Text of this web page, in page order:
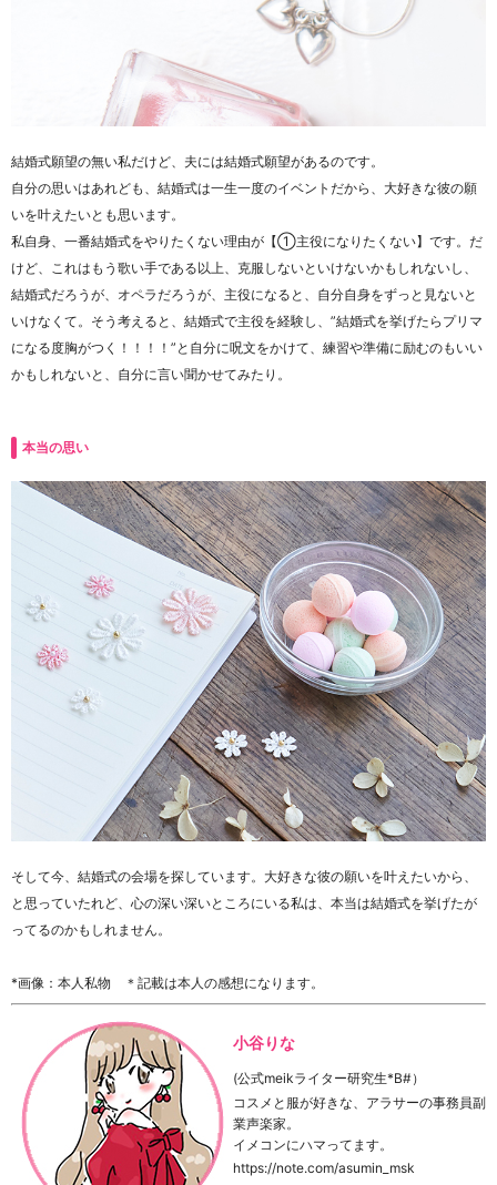
結婚式願望の無い私だけど、夫には結婚式願望があるのです。
自分の思いはあれども、結婚式は一生一度のイベントだから、大好きな彼の願
いを叶えたいとも思います。
私自身、一番結婚式をやりたくない理由が【①主役になりたくない】です。だ
けど、これはもう歌い手である以上、克服しないといけないかもしれないし、
結婚式だろうが、オペラだろうが、主役になると、自分自身をずっと見ないと
いけなくて。そう考えると、結婚式で主役を経験し、”結婚式を挙げたらプリマ
になる度胸がつく！！！！”と自分に呪文をかけて、練習や準備に励むのもいい
かもしれないと、自分に言い聞かせてみたり。
本当の思い
そして今、結婚式の会場を探しています。大好きな彼の願いを叶えたいから、
と思っていたれど、心の深い深いところにいる私は、本当は結婚式を挙げたが
ってるのかもしれません。
*画像：本人私物 ＊記載は本人の感想になります。
小谷りな
(公式meikライター研究生*B#）
コスメと服が好きな、アラサーの事務員副
業声楽家。
イメコンにハマってます。
https://note.com/asumin_msk